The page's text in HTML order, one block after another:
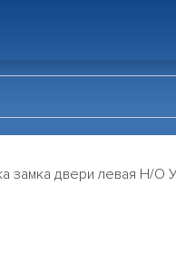
замка двери левая Н/О